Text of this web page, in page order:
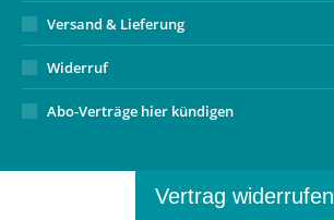
Versand & Lieferung
Widerruf
Abo-Verträge hier kündigen
Vertrag widerrufen